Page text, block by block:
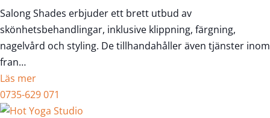
Salong Shades erbjuder ett brett utbud av
skönhetsbehandlingar, inklusive klippning, färgning,
nagelvård och styling. De tillhandahåller även tjänster inom
fran…
Läs mer
0735-629 071